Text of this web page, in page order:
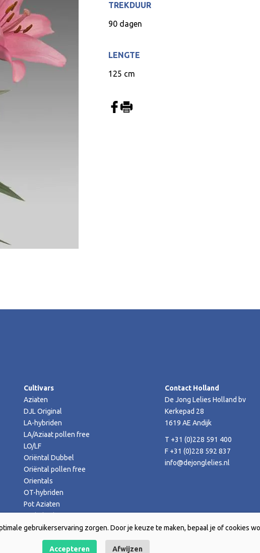
TREKDUUR
90 dagen
LENGTE
125 cm
Cultivars
Aziaten
DJL Original
LA-hybriden
LA/Aziaat pollen free
LO/LF
Oriëntal Dubbel
Oriëntal pollen free
Orientals
OT-hybriden
Pot Aziaten
Contact Holland
De Jong Lelies Holland bv
Kerkepad 28
1619 AE Andijk
T +31 (0)228 591 400
F +31 (0)228 592 837
info@dejonglelies.nl
gebruikerservaring zorgen. Door je keuze te maken, bepaal je of cookies
Accepteren Afwijzen